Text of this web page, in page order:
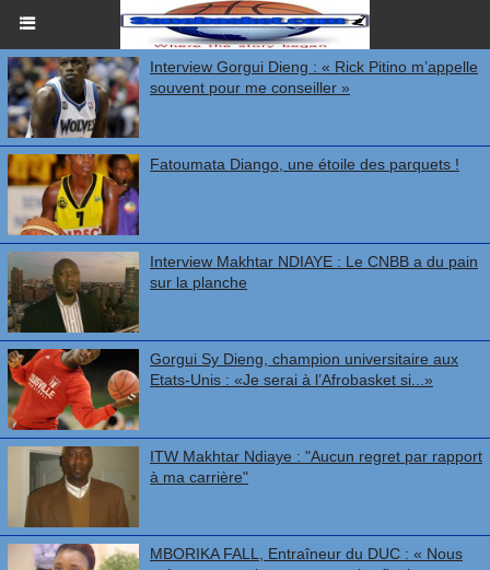
Interview Gorgui Dieng : « Rick Pitino m’appelle
souvent pour me conseiller »
Fatoumata Diango, une étoile des parquets !
Interview Makhtar NDIAYE : Le CNBB a du pain
sur la planche
Gorgui Sy Dieng, champion universitaire aux
Etats-Unis : «Je serai à l’Afrobasket si...»
ITW Makhtar Ndiaye : "Aucun regret par rapport
à ma carrière"
MBORIKA FALL, Entraîneur du DUC : « Nous